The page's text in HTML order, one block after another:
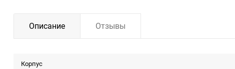
Описание Отзывы
Корпус